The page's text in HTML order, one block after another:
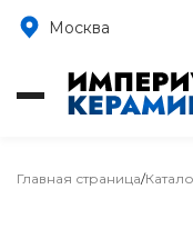
Москва
Главная страница/